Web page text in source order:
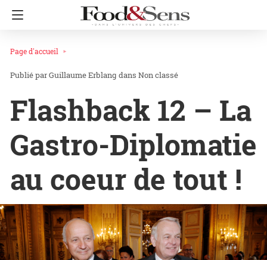
Page d'accueil
Guillaume Erblang dans Non classé
Flashback 12 – La
Gastro-Diplomatie
au coeur de tout !